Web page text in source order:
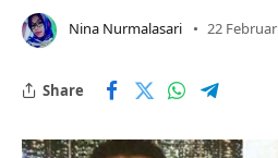
Nina Nurmalasari 22
Share